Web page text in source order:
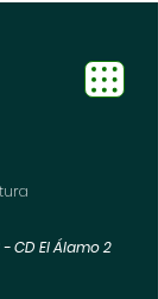
CD El Álamo 2